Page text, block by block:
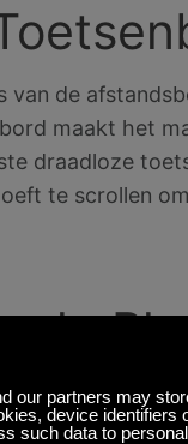
van de
maakt het
draadloze
te scrollen
en games
Android